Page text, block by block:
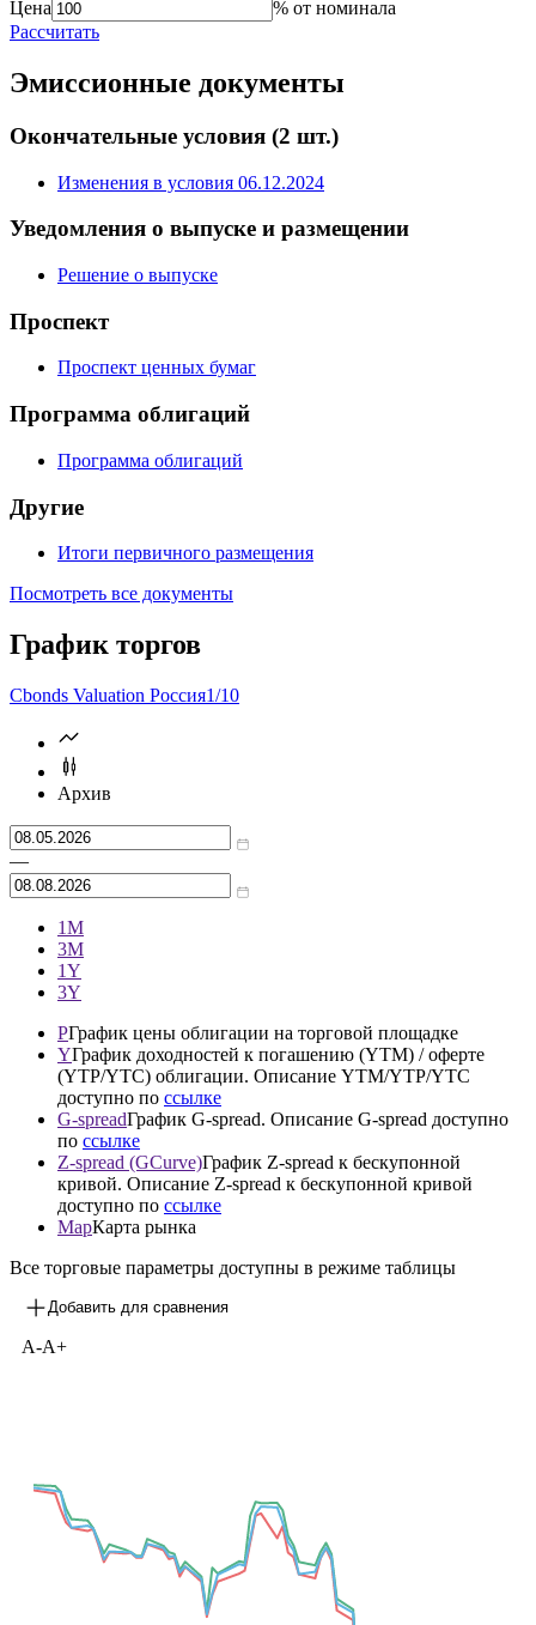
Справочник
цены
Цена
% от номинала
Окончательные условия
Изменения в условия 06.12.2024
Уведомления о выпуске и размещении
Решение о выпуске
Проспект
Проспект ценных бумаг
Программа облигаций
Программа облигаций
Другие
Итоги первичного размещения
График торгов
Cbonds Valuation Россия
Архив
3М
1Y
3Y
PГрафик цены облигации на торговой площадке
YГрафик доходностей к погашению (YTM) / оферте
(YTP/YTC) облигации. Описание YTM/YTP/YTC
доступно поссылке
G-spreadГрафик G-spread. Описание G-spread доступно
поссылке
кривой. Описание Z-spread к бескупонной кривой
MapКарта рынка
Все торговые параметры доступны в режиме таблицы